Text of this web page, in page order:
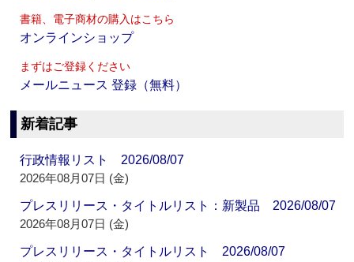
書籍、電子商材の購入はこちら
オンラインショップ
まずはご登録ください
メールニュース 登録（無料）
新着記事
行政情報リスト 2026/08/07
2026年08月07日 (金)
プレスリリース・タイトルリスト：新製品 2026/08/07
2026年08月07日 (金)
プレスリリース・タイトルリスト 2026/08/07